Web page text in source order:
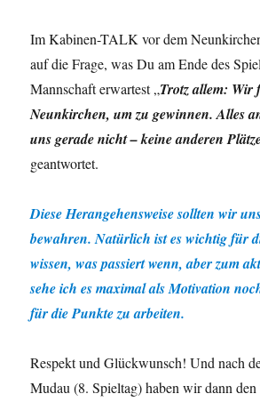
Im Kabinen-TALK vor dem
auf die Frage, was Du am Ende des
Mannschaft erwartest „Trotz allem: Wir
Neunkirchen, um zu gewinnen. Alles
uns gerade nicht – keine anderen
geantwortet.
Diese Herangehensweise sollten wir
bewahren. Natürlich ist es wichtig für
wissen, was passiert wenn, aber zum
sehe ich es maximal als Motivation
für die Punkte zu arbeiten.
Respekt und Glückwunsch! Und nach
Mudau (8. Spieltag) haben wir dann